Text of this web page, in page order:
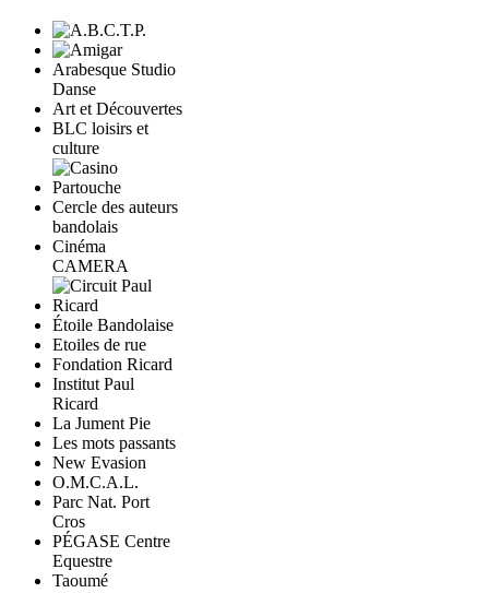
Arabesque Studio
Danse
Art et Découvertes
BLC loisirs et
culture
Cercle des auteurs
bandolais
Cinéma
CAMERA
Étoile Bandolaise
Etoiles de rue
Fondation Ricard
Institut Paul
Ricard
La Jument Pie
Les mots passants
New Evasion
O.M.C.A.L.
Parc Nat. Port
Cros
PÉGASE Centre
Equestre
Taoumé